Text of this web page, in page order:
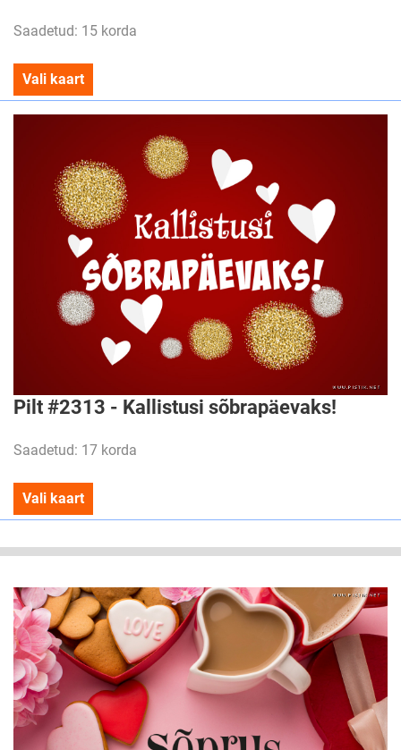
Saadetud: 15 korda
Vali kaart
Pilt #2313 - Kallistusi sõbrapäevaks!
Saadetud: 17 korda
Vali kaart